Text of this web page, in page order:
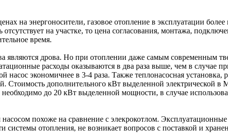
на энергоносители, газовое отопление в эксплуатации
на участке, то цена согласования, монтажа,
время.
дрова. Но при отоплении даже самым современным
расходы оказываются в два раза выше, чем в случае
насос экономичнее в 3-4 раза. Также теплонасосная
дополнительного кВт выделенной электрической в
до 20 кВт выделенной мощности, в случае
похоже на сравнение с элекрокотлом.
отопления, не возникает вопросов с поставкой и